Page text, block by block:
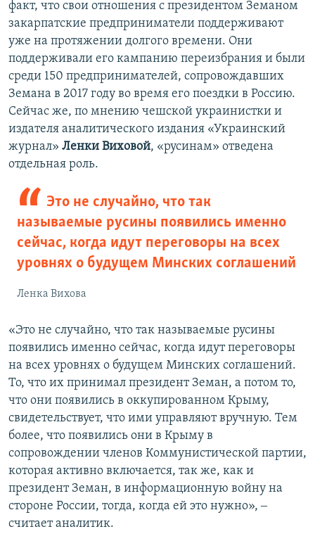
факт, что свои отношения с президентом Земаном
закарпатские предприниматели поддерживают
уже на протяжении долгого времени. Они
поддерживали его кампанию переизбрания и были
среди 150 предпринимателей, сопровождавших
Земана в 2017 году во время его поездки в Россию.
Сейчас же, по мнению чешской украинистки и
издателя аналитического издания «Украинский
журнал» Ленки Виховой, «русинам» отведена
отдельная роль.
Это не случайно, что так
называемые русины появились именно
сейчас, когда идут переговоры на всех
уровнях о будущем Минских соглашений
Ленка Вихова
«Это не случайно, что так называемые русины
появились именно сейчас, когда идут переговоры
на всех уровнях о будущем Минских соглашений.
То, что их принимал президент Земан, а потом то,
что они появились в оккупированном Крыму,
свидетельствует, что ими управляют вручную. Тем
более, что появились они в Крыму в
сопровождении членов Коммунистической партии,
которая активно включается, так же, как и
президент Земан, в информационную войну на
стороне России, тогда, когда ей это нужно», ‒
считает аналитик.